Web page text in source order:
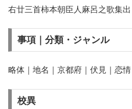
右廿三首柿本朝臣人麻呂之歌集出
事項｜分類・ジャンル
略体｜地名｜京都府｜伏見｜恋情
校異